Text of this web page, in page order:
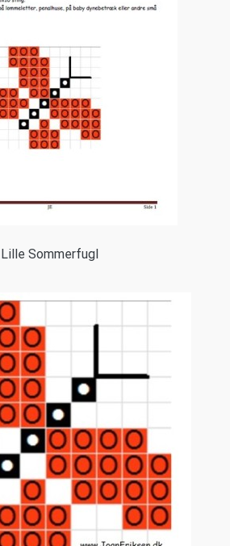
Lille Sommerfugl